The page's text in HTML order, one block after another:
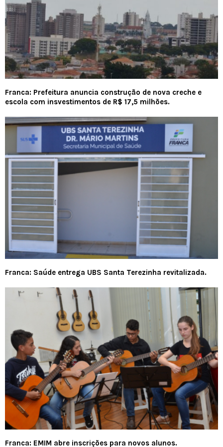
Franca: Prefeitura anuncia construção de nova creche e
escola com insvestimentos de R$ 17,5 milhões.
Franca: Saúde entrega UBS Santa Terezinha revitalizada.
Franca: EMIM abre inscrições para novos alunos.